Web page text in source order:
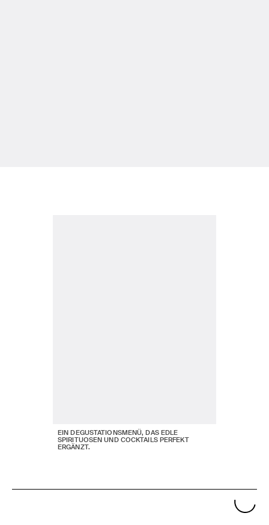
EIN DEGUSTATIONSMENÜ, DAS EDLE
SPIRITUOSEN UND COCKTAILS PERFEKT
ERGÄNZT.